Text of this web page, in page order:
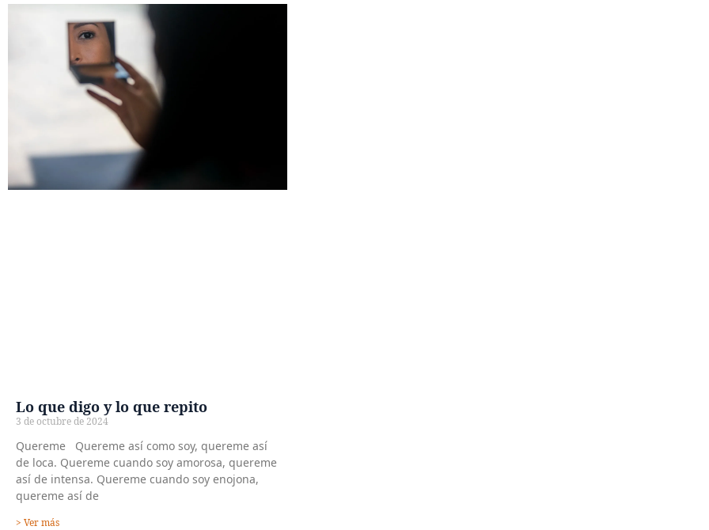
Lo que digo y lo que repito
3 de octubre de 2024
Quereme Quereme así como soy, quereme así
de loca. Quereme cuando soy amorosa, quereme
así de intensa. Quereme cuando soy enojona,
quereme así de
> Ver más